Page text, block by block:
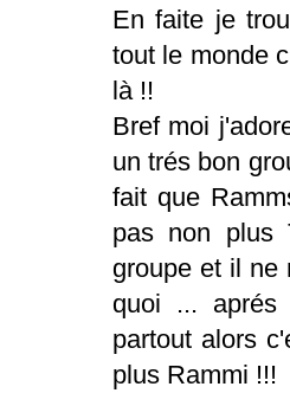
En faite je
tout le monde
là !!
Bref moi
un trés bon
fait que
pas non plus
groupe et il ne
quoi ...
partout alors
plus Rammi !!!